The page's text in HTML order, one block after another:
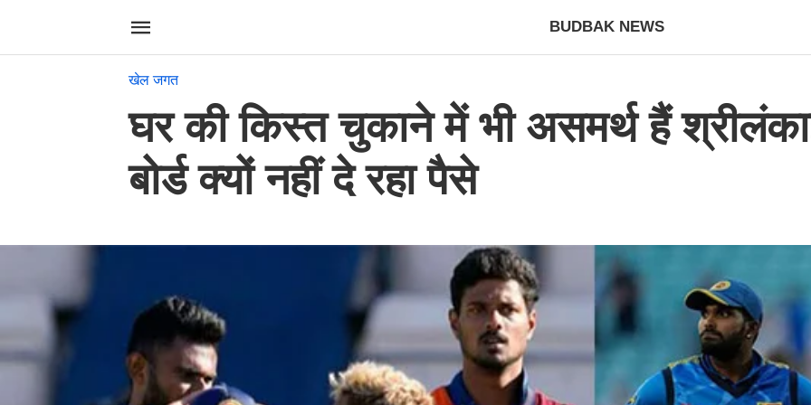
BUDBAK NEWS
खेल जगत
घर की किस्त चुकाने में भी असमर्थ हैं
बोर्ड क्यों नहीं दे रहा पैसे